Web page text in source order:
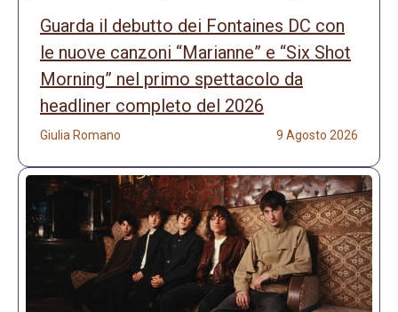
Guarda il debutto dei Fontaines DC con
le nuove canzoni “Marianne” e “Six Shot
Morning” nel primo spettacolo da
headliner completo del 2026
Giulia Romano 9 Agosto 2026